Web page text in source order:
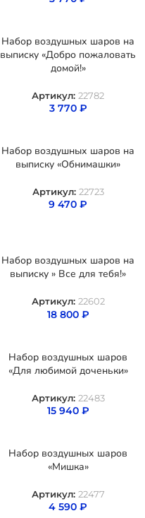
Набор воздушных шаров на
выписку «Добро пожаловать
домой!»
Артикул: 22782
3 770 ₽
Набор воздушных шаров на
выписку «Обнимашки»
Артикул: 22723
9 470 ₽
Набор воздушных шаров на
выписку » Все для тебя!»
Артикул: 22602
18 800 ₽
Набор воздушных шаров
«Для любимой доченьки»
Артикул: 22483
15 940 ₽
Набор воздушных шаров
«Мишка»
Артикул: 22477
4 590 ₽